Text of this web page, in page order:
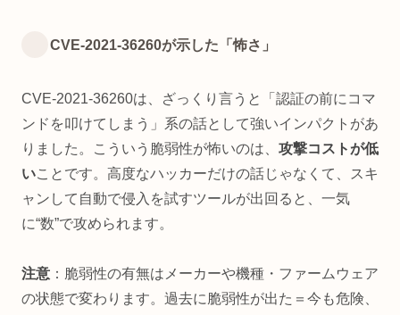
CVE-2021-36260が示した「怖さ」
CVE-2021-36260は、ざっくり言うと「認証の前にコマ
ンドを叩けてしまう」系の話として強いインパクトがあ
りました。こういう脆弱性が怖いのは、 攻撃コストが低
いことです。高度なハッカーだけの話じゃなくて、スキ
ャンして自動で侵入を試すツールが出回ると、一気
に“数”で攻められます。
注意 ：脆弱性の有無はメーカーや機種・ファームウェア
の状態で変わります。過去に脆弱性が出た＝今も危険、